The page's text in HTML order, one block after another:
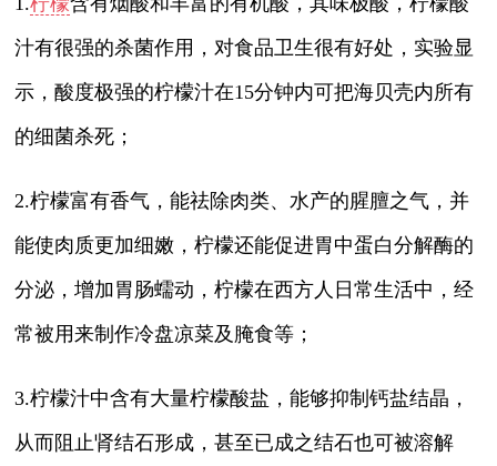
汁有很强的杀菌作用，对食品卫生很有好处，实验显
示，酸度极强的柠檬汁在15分钟内可把海贝壳内所有
的细菌杀死；
2.柠檬富有香气，能祛除肉类、水产的腥膻之气，并
能使肉质更加细嫩，柠檬还能促进胃中蛋白分解酶的
分泌，增加胃肠蠕动，柠檬在西方人日常生活中，经
常被用来制作冷盘凉菜及腌食等；
3.柠檬汁中含有大量柠檬酸盐，能够抑制钙盐结晶，
从而阻止肾结石形成，甚至已成之结石也可被溶解